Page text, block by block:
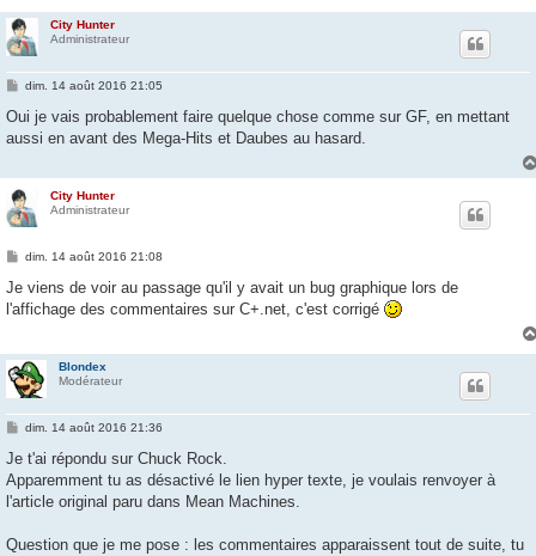
City Hunter
Administrateur
M
s
a
dim. 14 août 2016 21:05
Oui je vais probablement faire quelque chose comme sur GF, en mettant
aussi en avant des Mega-Hits et Daubes au hasard.
City Hunter
Administrateur
M
s
a
dim. 14 août 2016 21:08
Je viens de voir au passage qu'il y avait un bug graphique lors de
l'affichage des commentaires sur C+.net, c'est corrigé
Blondex
Modérateur
M
s
a
g
dim. 14 août 2016 21:36
Je t'ai répondu sur Chuck Rock.
Apparemment tu as désactivé le lien hyper texte, je voulais renvoyer à
l'article original paru dans Mean Machines.
Question que je me pose : les commentaires apparaissent tout de suite, tu